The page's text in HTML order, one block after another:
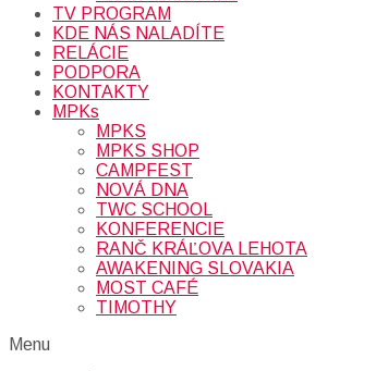
TV PROGRAM
KDE NÁS NALADÍTE
RELÁCIE
PODPORA
KONTAKTY
MPKs
MPKS
MPKS SHOP
CAMPFEST
NOVÁ DNA
TWC SCHOOL
KONFERENCIE
RANČ KRÁĽOVA LEHOTA
AWAKENING SLOVAKIA
MOST CAFÉ
TIMOTHY
Menu